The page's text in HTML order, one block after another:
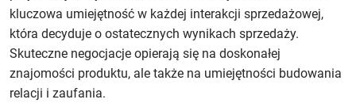
kluczowa umiejętność w każdej interakcji sprzedażowej,
która decyduje o ostatecznych wynikach sprzedaży.
Skuteczne negocjacje opierają się na doskonałej
znajomości produktu, ale także na umiejętności budowania
relacji i zaufania.